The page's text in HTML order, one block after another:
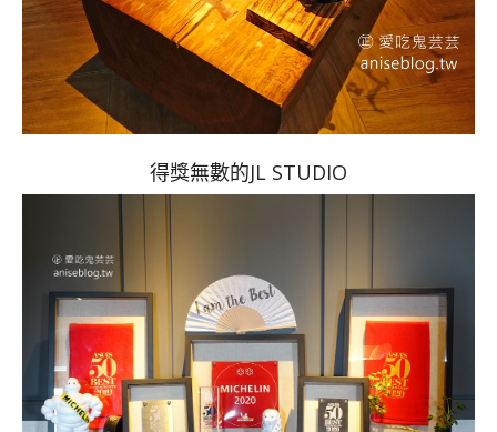
得獎無數的JL STUDIO